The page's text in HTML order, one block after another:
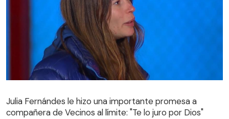
compañera de Vecinos al límite: "Te lo juro por Dios"
Julia Fernándes le hizo una importante promesa a
compañera de Vecinos al límite: "Te lo juro por Dios"